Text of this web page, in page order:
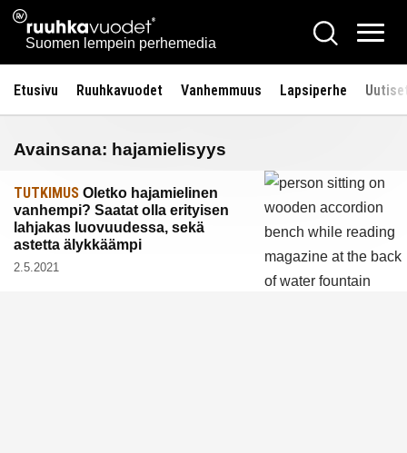
Siirry
sisältöön
Ruuhkavuodet.fi
Suomen lempein perhemedia
Hae
Etusivu Ruuhkavuodet Vanhemmuus Lapsiperhe
Avainsana: hajamielisyys
TUTKIMUS Oletko hajamielinen
vanhempi? Saatat olla erityisen
lahjakas luovuudessa, sekä
astetta älykkäämpi
2.5.2021